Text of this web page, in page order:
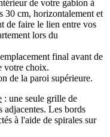
de votre gabion à
30 cm, horizontalement et
de faire le lien entre vos
lors du
final avant de
votre choix.
de la paroi supérieure.
: une seule grille de
adjacentes. Les bords
à l'aide de spirales sur